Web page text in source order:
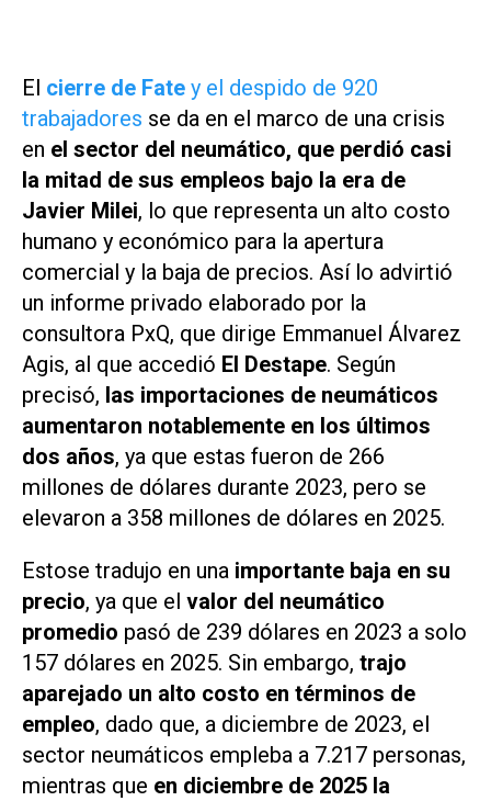
El cierre de Fate y el despido de 920
trabajadores se da en el marco de una crisis
en el sector del neumático, que perdió casi
la mitad de sus empleos bajo la era de
Javier Milei, lo que representa un alto costo
humano y económico para la apertura
comercial y la baja de precios. Así lo advirtió
un informe privado elaborado por la
consultora PxQ, que dirige Emmanuel Álvarez
Agis, al que accedió El Destape. Según
precisó, las importaciones de neumáticos
aumentaron notablemente en los últimos
dos años, ya que estas fueron de 266
millones de dólares durante 2023, pero se
elevaron a 358 millones de dólares en 2025.
Estose tradujo en una importante baja en su
precio, ya que el valor del neumático
promedio pasó de 239 dólares en 2023 a solo
157 dólares en 2025. Sin embargo, trajo
aparejado un alto costo en términos de
empleo, dado que, a diciembre de 2023, el
sector neumáticos empleba a 7.217 personas,
mientras que en diciembre de 2025 la